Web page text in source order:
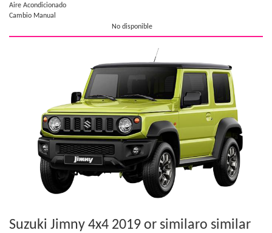
Aire Acondicionado
Cambio Manual
No disponible
Suzuki Jimny 4x4 2019 or similaro similar